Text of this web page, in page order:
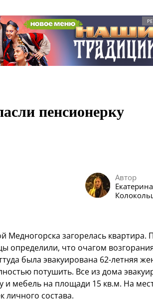
пенсионерку
Автор
Екатерина
загорелась квартира.
определили, что очагом
была эвакуирована 62-летняя
потушить. Все из дома
мебель на площади 15 кв.м. На
личного состава.